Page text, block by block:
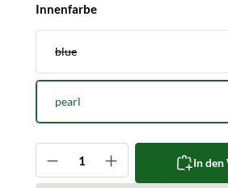
Innenfarbeauswählen
blue
pearl
Produkt Anzahl: Gib den
In